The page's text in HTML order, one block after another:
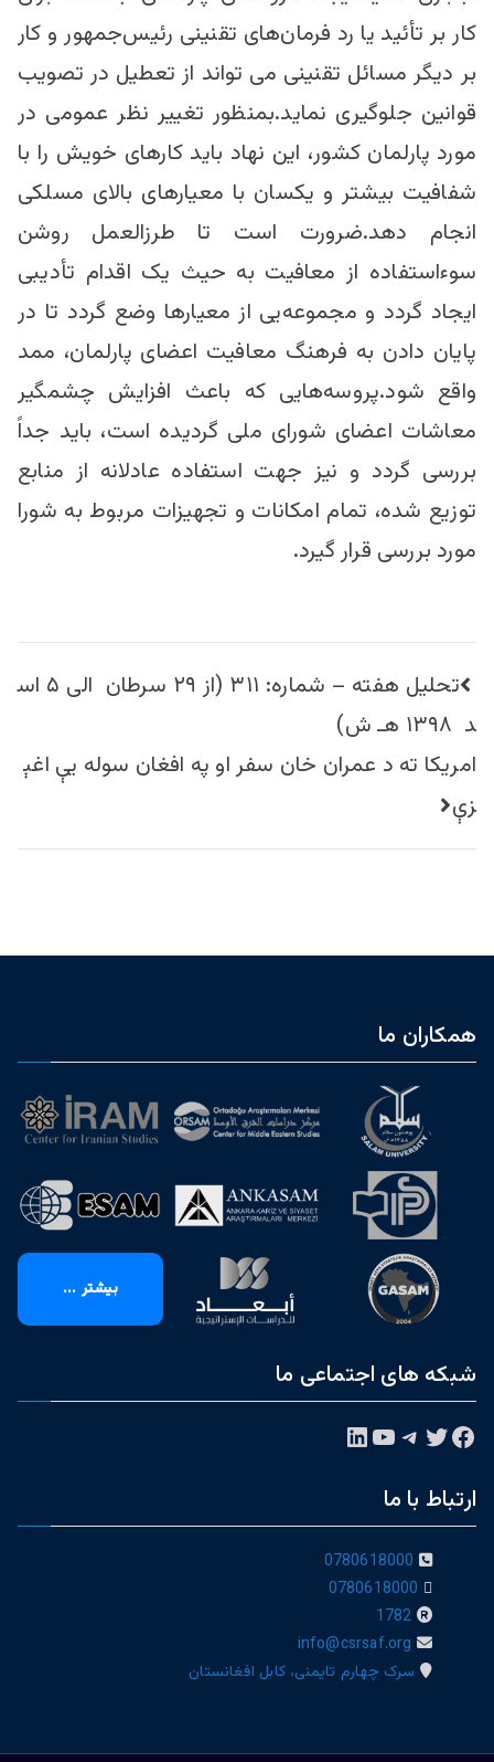
کار بر تأئید یا رد فرمان‌های تقنینی رئیس‌جمهور و کار
بر دیگر مسائل تقنینی می تواند از تعطیل در تصویب
قوانین جلوگیری نماید.بمنظور تغییر نظر عمومی در
مورد پارلمان کشور، این نهاد باید کارهای خویش را با
شفافیت بیشتر و یکسان با معیارهای بالای مسلکی
انجام دهد.ضرورت است تا طرزالعمل روشن
سوءاستفاده از معافیت به حیث یک اقدام تأدیبی
ایجاد گردد و مجموعه‌یی از معیارها وضع گردد تا در
پایان دادن به فرهنگ معافیت اعضای پارلمان، ممد
واقع شود.پروسه‌هایی که باعث افزایش چشمگیر
معاشات اعضای شورای ملی گردیده است، باید جداً
بررسی گردد و نیز جهت استفاده عادلانه از منابع
توزیع شده، تمام امکانات و تجهیزات مربوط به شورا
مورد بررسی قرار گیرد.
راهبری
نوشته
تحليل هفته – شماره:‌ ۳۱۱ (از ۲۹ سرطان الی ۵ اس
د ۱۳۹۸ هـ ش)
امریکا ته د عمران خان سفر او په افغان سوله یې اغې
زې
همکاران ما
بیشتر ...
شبکه های اجتماعی ما
فیس‌بوکتوییتر تلگرام یوتیوبلینکداین
ارتباط با ما
0780618000
0780618000
1782
info@csrsaf.org
سرک چهارم تایمنی، کابل افغانستان